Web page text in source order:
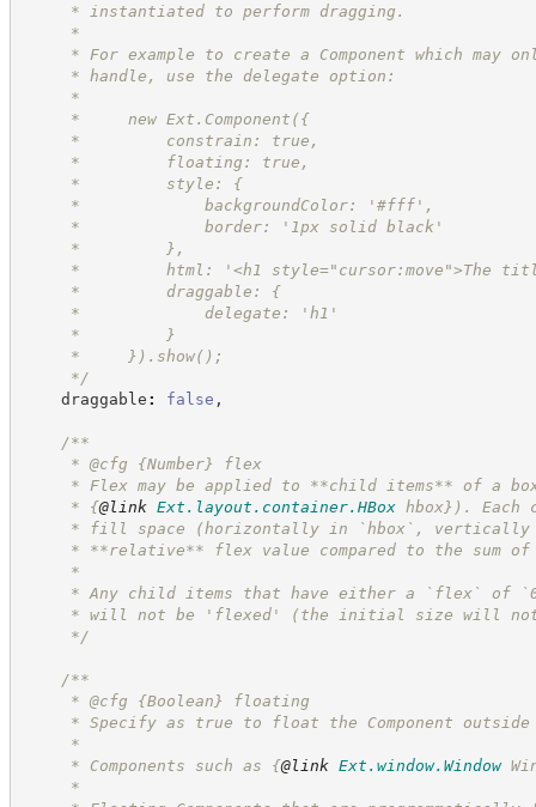
* instantiated to perform dragging.
*
* For example to create a Component which may
* handle, use the delegate option:
*
*     new Ext.Component({
*         constrain: true,
*         floating: true,
*         style: {
*             backgroundColor: '#fff',
*             border: '1px solid black'
*         },
*         html: '<h1 style="cursor:move">The
*         draggable: {
*             delegate: 'h1'
*         }
*     }).show();
*/
draggable : false ,
/**
* @cfg {Number}
flex
* Flex may be applied to **child items** of a
* {@link Ext.layout.container.HBox hbox} ). Each
* fill space (horizontally in `hbox`, vertically
* **relative** flex value compared to the sum of
*
* Any child items that have either a `flex` of
* will not be 'flexed' (the initial size will not
*/
/**
* @cfg {Boolean}
floating
* Specify as true to float the Component outside
*
* Components such as {@link Ext.window.Window
*